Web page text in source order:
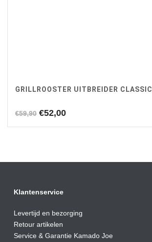
GRILLROOSTER UITBREIDER CLASSIC
€59,90 Oorspronkelijke
€52,00Huidige
Klantenservice
Levertijd en bezorging
Retour artikelen
Service & Garantie Kamado Joe